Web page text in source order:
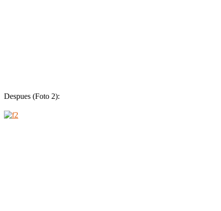
Despues (Foto 2):